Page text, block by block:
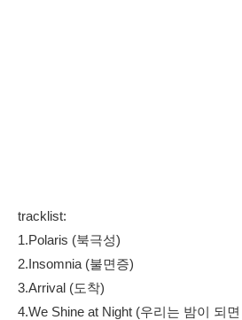
tracklist:
1.Polaris (북극성)
2.Insomnia (불면증)
3.Arrival (도착)
4.We Shine at Night (우리는 밤이 되